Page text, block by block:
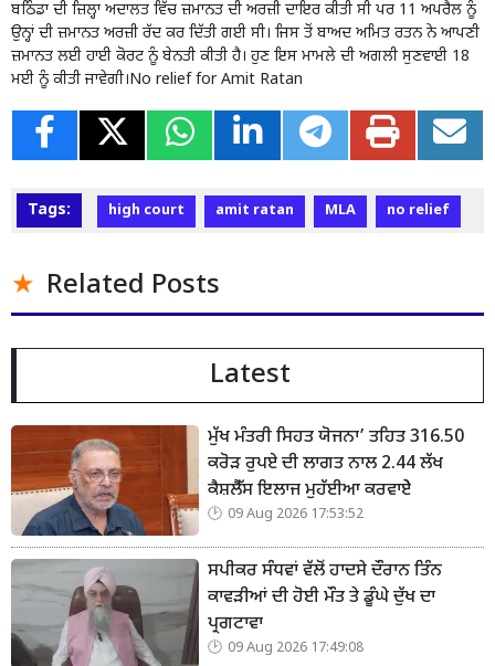
ਬਠਿੰਡਾ ਦੀ ਜ਼ਿਲ੍ਹਾ ਅਦਾਲਤ ਵਿੱਚ ਜ਼ਮਾਨਤ ਦੀ ਅਰਜ਼ੀ ਦਾਇਰ ਕੀਤੀ ਸੀ ਪਰ 11 ਅਪਰੈਲ ਨੂੰ
ਉਨ੍ਹਾਂ ਦੀ ਜ਼ਮਾਨਤ ਅਰਜ਼ੀ ਰੱਦ ਕਰ ਦਿੱਤੀ ਗਈ ਸੀ। ਜਿਸ ਤੋਂ ਬਾਅਦ ਅਮਿਤ ਰਤਨ ਨੇ ਆਪਣੀ
ਜ਼ਮਾਨਤ ਲਈ ਹਾਈ ਕੋਰਟ ਨੂੰ ਬੇਨਤੀ ਕੀਤੀ ਹੈ। ਹੁਣ ਇਸ ਮਾਮਲੇ ਦੀ ਅਗਲੀ ਸੁਣਵਾਈ 18
ਮਈ ਨੂੰ ਕੀਤੀ ਜਾਵੇਗੀ।No relief for Amit Ratan
Tags: high court amit ratan MLA no relief
Related Posts
Latest
ਮੁੱਖ ਮੰਤਰੀ ਸਿਹਤ ਯੋਜਨਾ’ ਤਹਿਤ 316.50
ਕਰੋੜ ਰੁਪਏ ਦੀ ਲਾਗਤ ਨਾਲ 2.44 ਲੱਖ
ਕੈਸ਼ਲੈੱਸ ਇਲਾਜ ਮੁਹੱਈਆ ਕਰਵਾਏੇ
09 Aug 2026 17:53:52
ਸਪੀਕਰ ਸੰਧਵਾਂ ਵੱਲੋਂ ਹਾਦਸੇ ਦੌਰਾਨ ਤਿੰਨ
ਕਾਵੜੀਆਂ ਦੀ ਹੋਈ ਮੌਤ ਤੇ ਡੂੰਘੇ ਦੁੱਖ ਦਾ
ਪ੍ਰਗਟਾਵਾ
09 Aug 2026 17:49:08